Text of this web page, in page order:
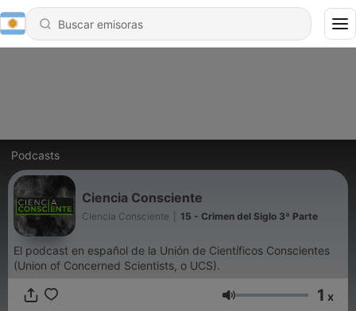
Podcasts
Ciencia Consciente
Ciencia Consciente 15 - Crimen del Siglo 3ª Parte
El podcast en español de la Unión de Científicos Conscientes
(Union of Concerned Scientists, o UCS).
Volumen 1 x